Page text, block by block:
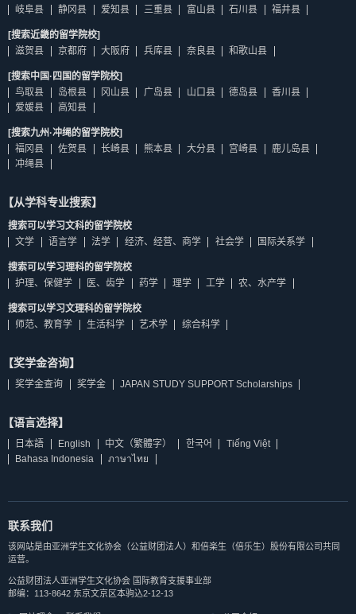
岐阜县
静冈县 爱知县 三重县 富山县 石川县 福井县
[搜索近畿的留学院校]
滋贺县
京都府 大阪府 兵库县 奈良县 和歌山县
[搜索中国·四国的留学院校]
鸟取县
岛根县 冈山县 广岛县 山口县 德岛县
香川县
爱媛县
高知县
[搜索九州·冲绳的留学院校]
福冈县
佐贺县 长崎县 熊本县 大分县 宫崎县
鹿儿岛县
冲绳县
【从学科专业搜索】
搜索可以学习文科的留学院校
文学
语言学 法学 经济、经营、商学 社会学 国际关系学
搜索可以学习理科的留学院校
护理、保健学
医、齿学 药学 理学 工学 农、水产学
搜索可以学习文理科的留学院校
师范、教育学
生活科学 艺术学 综合科学
【奖学金咨询】
奖学金查询 奖学金 JAPAN STUDY SUPPORT Scholarships
【语言选择】
日本語 English 中文（繁體字） 한국어
Tiếng Việt
Bahasa Indonesia
ภาษาไทย
联系我们
该网站是由亚洲学生文化协会（公益财团法人）和倍楽生（倍乐生）股份有限公司共同
运营。
公益财团法人亚洲学生文化协会 国际教育支援事业部
邮编：113-8642 东京文京区本驹込2-12-13